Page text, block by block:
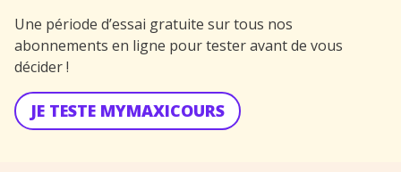
Une période d’essai gratuite sur tous nos
abonnements en ligne pour tester avant de vous
décider !
JE TESTE MYMAXICOURS